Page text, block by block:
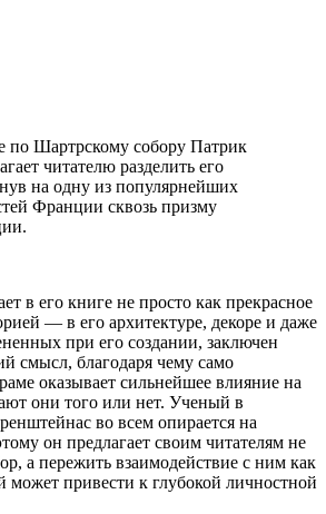
по Шартрскому собору Патрик
читателю разделить его
на одну из популярнейших
Франции сквозь призму
в его книге не просто как прекрасное
— в его архитектуре, декоре и даже
при его создании, заключен
смысл, благодаря чему само
оказывает сильнейшее влияние на
они того или нет. Ученый в
во всем опирается на
он предлагает своим читателям не
а пережить взаимодействие с ним как
может привести к глубокой личностной